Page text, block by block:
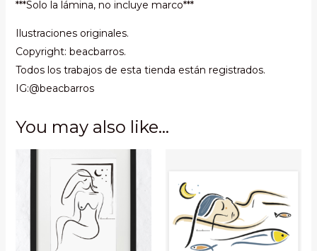
***Solo la lámina, no incluye marco***
Ilustraciones originales.
Copyright: beacbarros.
Todos los trabajos de esta tienda están registrados.
IG:@beacbarros
You may also like…